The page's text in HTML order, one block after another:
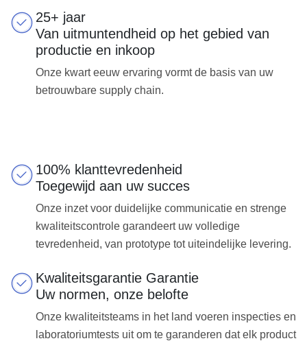
25+ jaar
Van uitmuntendheid op het gebied van
productie en inkoop
Onze kwart eeuw ervaring vormt de basis van uw
betrouwbare supply chain.
100% klanttevredenheid
Toegewijd aan uw succes
Onze inzet voor duidelijke communicatie en strenge
kwaliteitscontrole garandeert uw volledige
tevredenheid, van prototype tot uiteindelijke levering.
Kwaliteitsgarantie Garantie
Uw normen, onze belofte
Onze kwaliteitsteams in het land voeren inspecties en
laboratoriumtests uit om te garanderen dat elk product